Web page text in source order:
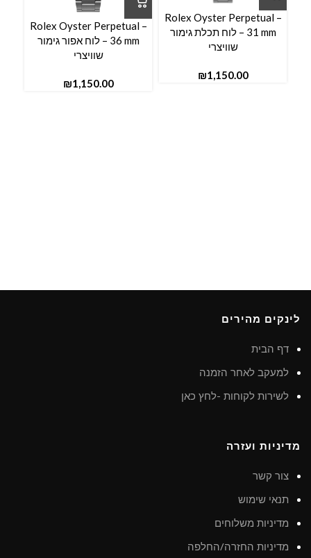
Rolex Oyster Perpetual –
31 mm – לוח תכלת גימור
שוויצרי
₪
Rolex Oyster Perpetual –
36 mm – לוח אפור גימור
שוויצרי
₪
לינקים מהירים
דף הבית
למעקב לאחר הזמנה
לשירות לקוחות -לחץ כאן
מדיניות ועזרה
צור קשר
תנאי שימוש
מדיניות משלוחים
מדיניות החזרה/החלפה